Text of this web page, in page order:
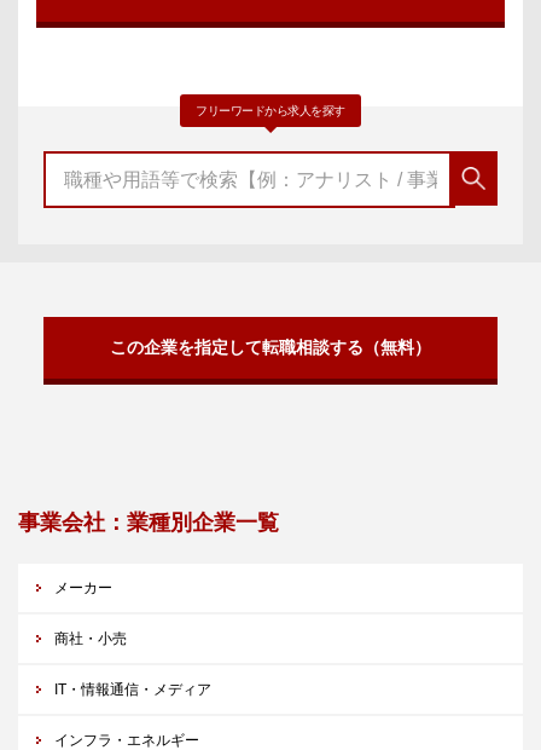
フリーワードから求人を探す
この企業を指定して転職相談する（無料）
事業会社：業種別企業一覧
メーカー
商社・小売
IT・情報通信・メディア
インフラ・エネルギー